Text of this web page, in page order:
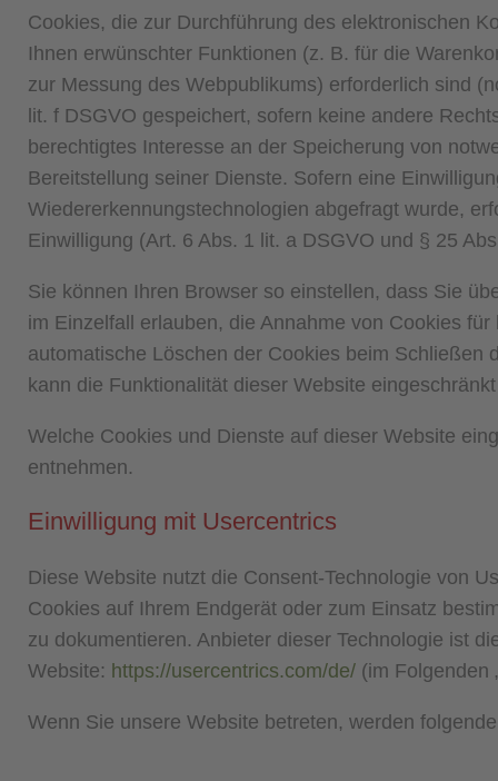
Cookies, die zur Durchführung des elektronischen
Ihnen erwünschter Funktionen (z. B. für die
zur Messung des Webpublikums) erforderlich sind
lit. f DSGVO gespeichert, sofern keine andere
berechtigtes Interesse an der Speicherung von
Bereitstellung seiner Dienste. Sofern eine
Wiedererkennungstechnologien abgefragt wurde,
Einwilligung (Art. 6 Abs. 1 lit. a DSGVO und § 25
Sie können Ihren Browser so einstellen, dass Sie
im Einzelfall erlauben, die Annahme von Cookies
automatische Löschen der Cookies beim
kann die Funktionalität dieser Website
Welche Cookies und Dienste auf dieser Website
entnehmen.
Einwilligung mit Usercentrics
Diese Website nutzt die Consent-Technologie von
Cookies auf Ihrem Endgerät oder zum Einsatz
zu dokumentieren. Anbieter dieser Technologie ist
Website: https://usercentrics.com/de/(im Folgenden
Wenn Sie unsere Website betreten, werden